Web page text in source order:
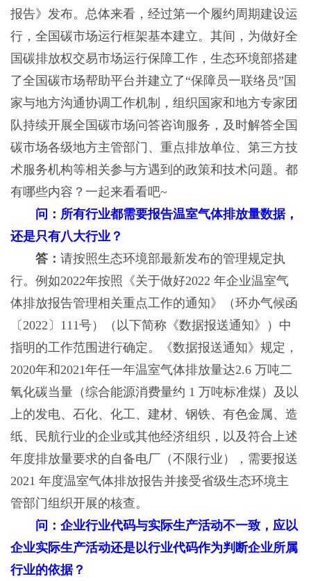
报告》发布。总体来看，经过第一个履约周期建设运
行，全国碳市场运行框架基本建立。其间，为做好全
国碳排放权交易市场运行保障工作，生态环境部搭建
了全国碳市场帮助平台并建立了“保障员一联络员”国
家与地方沟通协调工作机制，组织国家和地方专家团
队持续开展全国碳市场问答咨询服务，及时解答全国
碳市场各级地方主管部门、重点排放单位、第三方技
术服务机构等相关参与方遇到的政策和技术问题。都
有哪些内容？一起来看看吧~
问：所有行业都需要报告温室气体排放量数据，
还是只有八大行业？
答： 请按照生态环境部最新发布的管理规定执
行。例如2022年按照《关于做好2022 年企业温室气
体排放报告管理相关重点工作的通知》（环办气候函
〔2022〕111号）（以下简称《数据报送通知》）中
指明的工作范围进行确定。《数据报送通知》规定，
2020年和2021年任一年温室气体排放量达2.6 万吨二
氧化碳当量（综合能源消费量约 1 万吨标准煤）及以
上的发电、石化、化工、建材、钢铁、有色金属、造
纸、民航行业的企业或其他经济组织，以及符合上述
年度排放量要求的自备电厂（不限行业），需要报送
2021 年度温室气体排放报告并接受省级生态环境主
管部门组织开展的核查。
问：企业行业代码与实际生产活动不一致，应以
企业实际生产活动还是以行业代码作为判断企业所属
行业的依据？